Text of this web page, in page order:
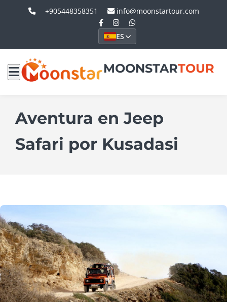
+905448358351 info@moonstartour.com
ES
MOONSTARTOUR
Aventura en Jeep
Safari por Kusadasi